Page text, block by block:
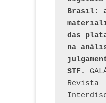
Brasil:
das
na
STF.
Revista